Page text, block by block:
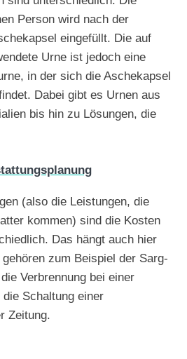
Person wird nach der
eingefüllt. Die auf
Urne ist jedoch eine
in der sich die Aschekapsel
Dabei gibt es Urnen aus
bis hin zu Lösungen, die
(also die Leistungen, die
kommen) sind die Kosten
Das hängt auch hier
zum Beispiel der Sarg-
Verbrennung bei einer
Schaltung einer
Zeitung.